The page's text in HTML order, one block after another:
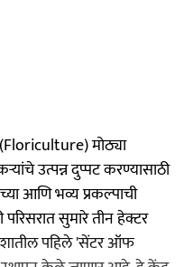
मोठ्या
उत्पन्न दुप्पट करण्यासाठी
आणि भव्य प्रकल्पाची
सुमारे तीन हेक्टर
पहिले 'सेंटर ऑफ